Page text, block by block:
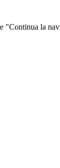
"Continua la